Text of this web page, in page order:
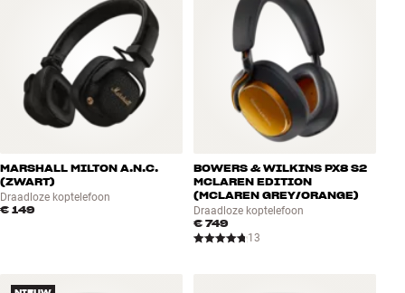
MARSHALL MILTON A.N.C.
(ZWART)
Draadloze koptelefoon
€ 149
BOWERS & WILKINS PX8 S2
MCLAREN EDITION
(MCLAREN GREY/ORANGE)
Draadloze koptelefoon
€ 749
13